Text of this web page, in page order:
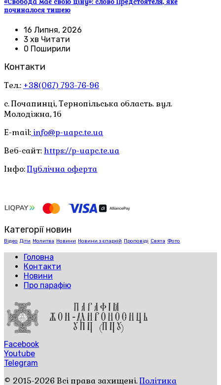
«Свобода має свою ціну»: слово Предстоятеля, яке
починалося тишею
16 Липня, 2026
3 хв Читати
0 Поширили
Контакти
Тел.: +38(067) 793-76-96
с. Почапинці, Тернопільська область. вул.
Молодіжна, 1б
E-mail: info@p-uapc.te.ua
Веб-сайт: https://p-uapc.te.ua
Інфо:Публічна оферта
Категорії новин
Відео Діти Молитва Новини Новини з єпархій Проповіді Свята Фото
Головна
Контакти
Новини
Про парафію
Facebook
Youtube
Telegram
© 2015-2026 Всі права захищені.Політика